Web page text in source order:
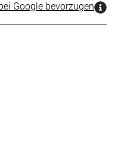
Google bevorzugen